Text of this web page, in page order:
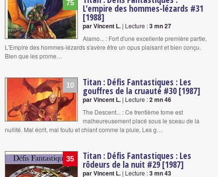
75 L'empire des hommes-lézards #31
[1988]
par Vincent L. | Lecture :3 mn 27
Alamo... : Fort d'une excellente première partie,
L'Empire des hommes-lézards s'avère être un opus plaisant et bien conçu.
Bien que les prome…
10 Titan : Défis Fantastiques : Les
gouffres de la cruauté #30 [1987]
par Vincent L. | Lecture :2 mn 46
The Descent... : Ce trentième tome est
malheureusement placé sous le sceau de la
nullité. Mal écrit, mal foutu et chiant comme la pluie, Les g…
35 Titan : Défis Fantastiques : Les
rôdeurs de la nuit #29 [1987]
par Vincent L. | Lecture :3 mn 43